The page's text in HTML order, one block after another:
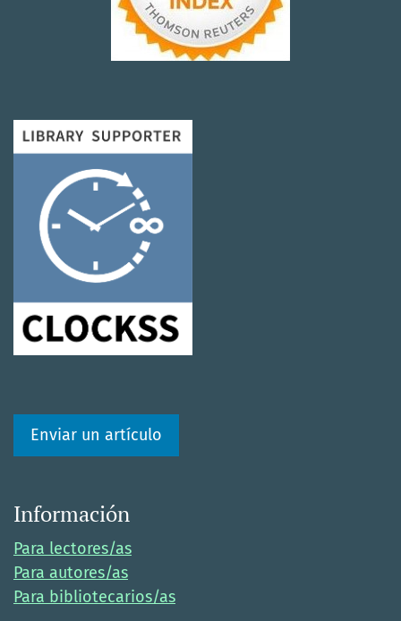
Enviar un artículo
Información
Para lectores/as
Para autores/as
Para bibliotecarios/as